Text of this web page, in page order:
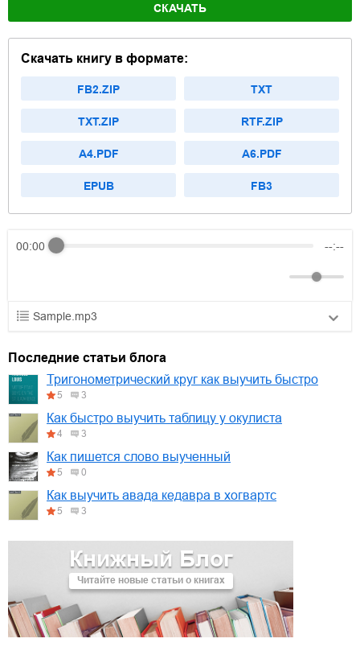
СКАЧАТЬ
Скачать книгу в формате:
FB2.ZIP TXT
TXT.ZIP RTF.ZIP
A4.PDF A6.PDF
EPUB FB3
00:00 --:--
Sample.mp3
02.mp3
03.mp3
Книжный Блог
Читайте новые статьи о книгах
Последние статьи блога
Тригонометрический круг как выучить быстро
5 3
Как быстро выучить таблицу у окулиста
4 3
Как пишется слово выученный
5 0
Как выучить авада кедавра в хогвартс
5 3